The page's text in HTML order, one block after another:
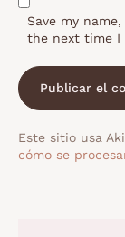
Save my
the next time I
Este sitio usa
cómo se